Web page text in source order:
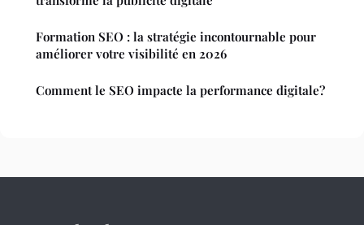
Formation SEO : la stratégie incontournable pour
améliorer votre visibilité en 2026
Comment le SEO impacte la performance digitale?